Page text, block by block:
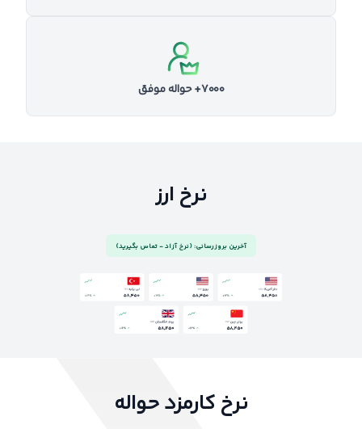
۷۰۰۰+ حواله موفق
نرخ ارز
آخرین بروزرسانی: (نرخ آزاد - تماس بگیرید)
نرخ کارمزد حواله